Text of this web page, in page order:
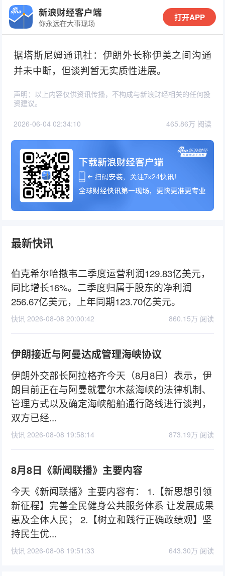
新浪财经客户端
你永远在大事现场
打开APP
据塔斯尼姆通讯社：伊朗外长称伊美之间沟通
并未中断，但谈判暂无实质性进展。
声明：以上内容仅供资讯传播，不构成与新浪财经相关的任何投
资建议。
2026-06-04 02:34:10 465.86万 阅读
最新快讯
伯克希尔哈撒韦二季度运营利润129.83亿美元，
同比增长16%。二季度归属于股东的净利润
256.67亿美元，上年同期123.70亿美元。
快讯 2026-08-08 20:00:42 860.15万 阅读
伊朗接近与阿曼达成管理海峡协议
伊朗外交部长阿拉格齐今天（8月8日）表示，伊
朗目前正在与阿曼就霍尔木兹海峡的法律机制、
管理方式以及确定海峡船舶通行路线进行谈判，
双方已经...
快讯 2026-08-08 19:58:14 873.19万 阅读
8月8日《新闻联播》主要内容
今天《新闻联播》主要内容有： 1.【新思想引领
新征程】完善全民健身公共服务体系 让发展成果
惠及全体人民； 2.【树立和践行正确政绩观】坚
持民生优...
快讯 2026-08-08 19:51:33 643.30万 阅读